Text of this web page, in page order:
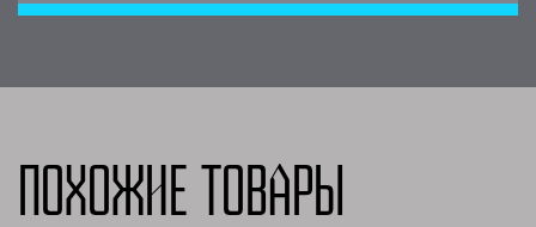
Похожие товары